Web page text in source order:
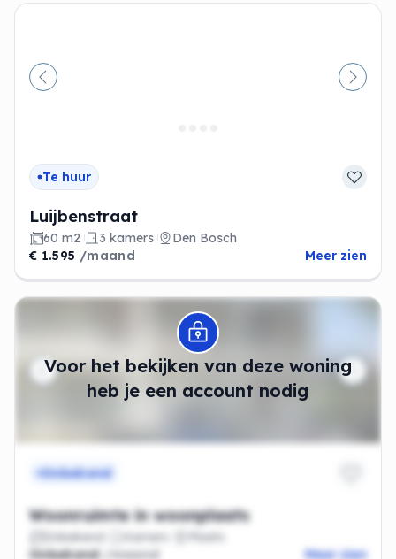
Vorige
Te huur
Luijbenstraat
60 m2 3 kamers
Den Bosch
€ 1.595 /maand Meer zien
Voor het bekijken van deze woning
heb je een account nodig
Modal openen
Onbekend
Woonruimte in woonplaats
Onbekend Kamers
Plaats
Onbekend
/maand Meer zien